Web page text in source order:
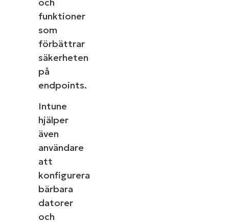
funktioner
som
förbättrar
säkerheten
på
endpoints.
Intune
hjälper
även
användare
att
konfigurera
bärbara
datorer
och
Company
Se NinjaOne in action
Bläddra bland våra on-demand-demonstrationer
för att se hur NinjaOne förenklar IT-uppgifter som
hantering av enheter, patchning, MDM,
Utforska demos